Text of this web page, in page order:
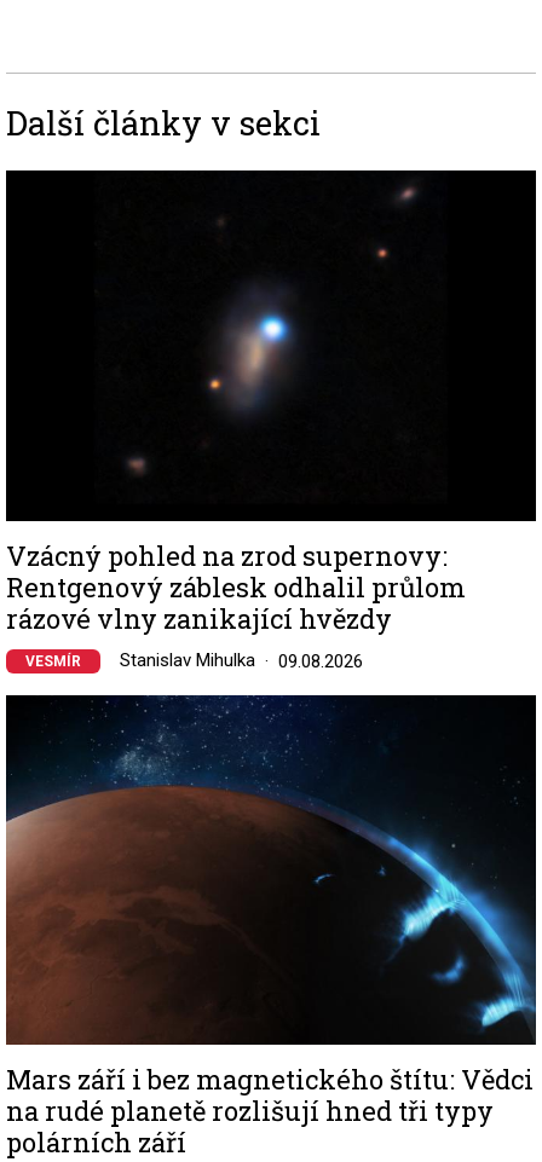
Další články v sekci
Vzácný pohled na zrod supernovy:
Rentgenový záblesk odhalil průlom
rázové vlny zanikající hvězdy
VESMÍR Stanislav Mihulka 09.08.2026
Image
Mars září i bez magnetického štítu: Vědci
na rudé planetě rozlišují hned tři typy
polárních září